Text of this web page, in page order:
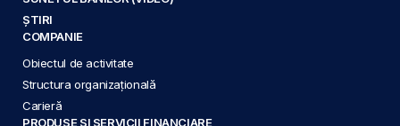
ȘTIRI
COMPANIE
Obiectul de activitate
Structura organizațională
Carieră
PRODUSE ȘI SERVICII FINANCIARE